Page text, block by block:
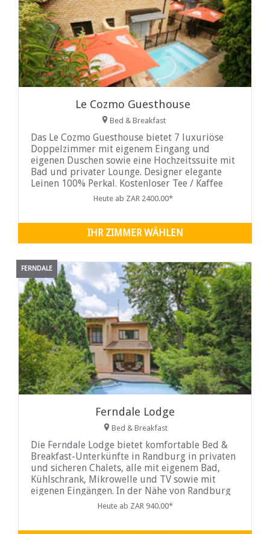
Le Cozmo Guesthouse
Bed & Breakfast
Das Le Cozmo Guesthouse bietet 7 luxuriöse
Doppelzimmer mit eigenem Eingang und
eigenen Duschen sowie eine Hochzeitssuite mit
Bad und privater Lounge. Designer elegante
Leinen 100% Perkal. Kostenloser Tee / Kaffee
Einrichtungen (Stahlkessel)...
Heute ab ZAR 2400.00*
IHR ZIMMER WÄHLEN
FERNDALE
Ferndale Lodge
Bed & Breakfast
Die Ferndale Lodge bietet komfortable Bed &
Breakfast-Unterkünfte in Randburg in privaten
und sicheren Chalets, alle mit eigenem Bad,
Kühlschrank, Mikrowelle und TV sowie mit
eigenen Eingängen. In der Nähe von Randburg
CBD und nur 10Heute ab ZAR 940.00*